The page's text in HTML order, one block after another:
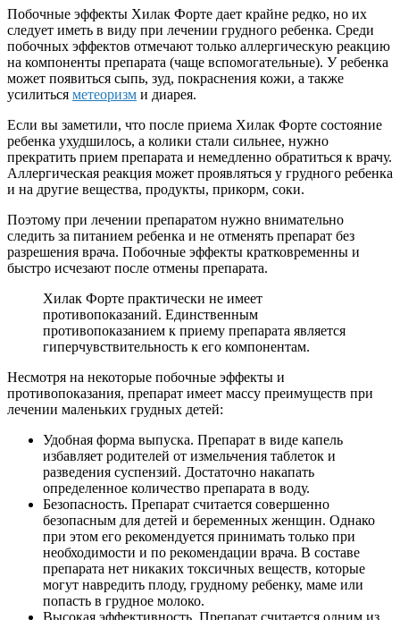
Побочные эффекты Хилак Форте дает крайне редко, но их
следует иметь в виду при лечении грудного ребенка. Среди
побочных эффектов отмечают только аллергическую реакцию
на компоненты препарата (чаще вспомогательные). У ребенка
может появиться сыпь, зуд, покраснения кожи, а также
усилиться метеоризм и диарея.
Если вы заметили, что после приема Хилак Форте состояние
ребенка ухудшилось, а колики стали сильнее, нужно
прекратить прием препарата и немедленно обратиться к врачу.
Аллергическая реакция может проявляться у грудного ребенка
и на другие вещества, продукты, прикорм, соки.
Поэтому при лечении препаратом нужно внимательно
следить за питанием ребенка и не отменять препарат без
разрешения врача. Побочные эффекты кратковременны и
быстро исчезают после отмены препарата.
Хилак Форте практически не имеет
противопоказаний. Единственным
противопоказанием к приему препарата является
гиперчувствительность к его компонентам.
Несмотря на некоторые побочные эффекты и
противопоказания, препарат имеет массу преимуществ при
лечении маленьких грудных детей:
Удобная форма выпуска. Препарат в виде капель
избавляет родителей от измельчения таблеток и
разведения суспензий. Достаточно накапать
определенное количество препарата в воду.
Безопасность. Препарат считается совершенно
безопасным для детей и беременных женщин. Однако
при этом его рекомендуется принимать только при
необходимости и по рекомендации врача. В составе
препарата нет никаких токсичных веществ, которые
могут навредить плоду, грудному ребенку, маме или
попасть в грудное молоко.